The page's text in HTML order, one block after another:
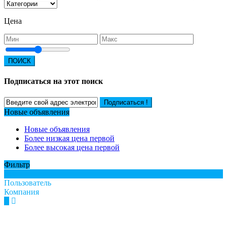
Цена
ПОИСК
Подписаться на этот поиск
Подписаться !
Новые объявления
Новые объявления
Более низкая цена первой
Более высокая цена первой
Фильтр
Пользователь
Компания